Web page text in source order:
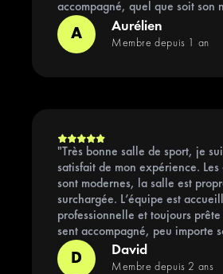
accompagné, quel que soit son
A
Aurélien
Membre depuis 1 an
"Très bonne salle de sport, je
satisfait de mon expérience. Les
sont modernes, la salle est
surchargée. L’équipe est
professionnelle et toujours
sent accompagné, peu importe
D
David
Membre depuis 2 ans